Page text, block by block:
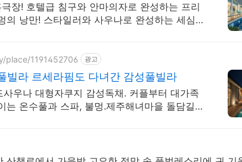
장! 호텔급 침구와 안마의자로 완성하는 프리
의 낭만! 스타일러와 사우나로 완성하는 세심
place/1191452706 광고
빌라 르세라핌도 다녀간 감성풀빌라
우나 대형자쿠지 감성독채. 커플부터 대가족
는 온수풀과 스파, 불멍.제주해녀마을 돌담길